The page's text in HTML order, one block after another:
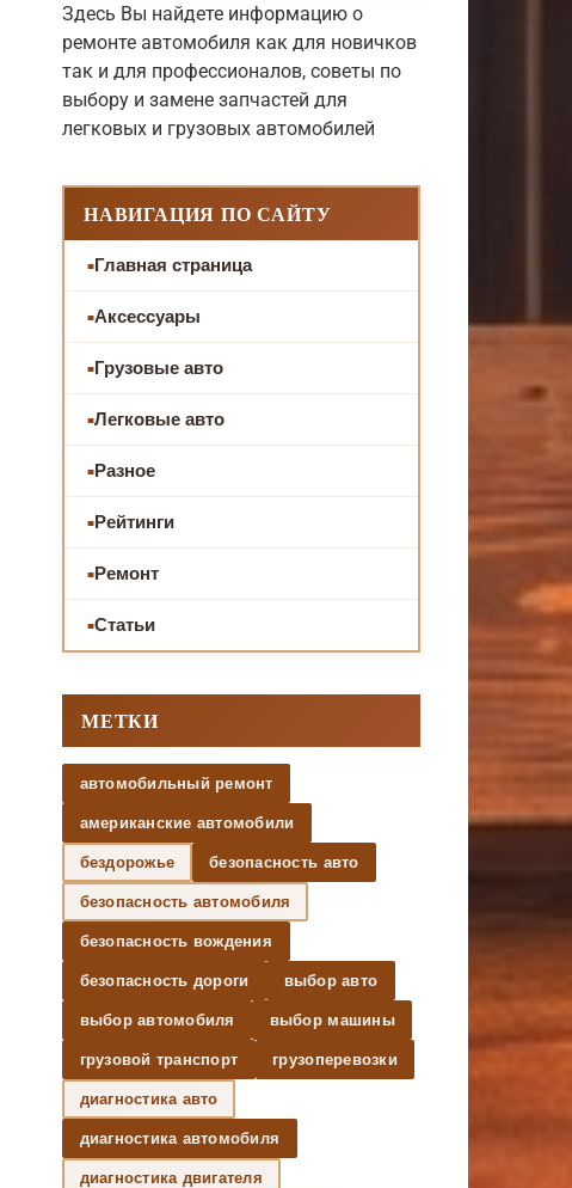
Здесь Вы найдете информацию о
ремонте автомобиля как для новичков
так и для профессионалов, советы по
выбору и замене запчастей для
легковых и грузовых автомобилей
НАВИГАЦИЯ ПО САЙТУ
Главная страница
Аксессуары
Грузовые авто
Легковые авто
Разное
Рейтинги
Ремонт
Статьи
МЕТКИ
автомобильный ремонт
американские автомобили
бездорожье безопасность авто
безопасность автомобиля
безопасность вождения
безопасность дороги выбор авто
выбор автомобиля выбор машины
грузовой транспорт грузоперевозки
диагностика авто
диагностика автомобиля
диагностика двигателя